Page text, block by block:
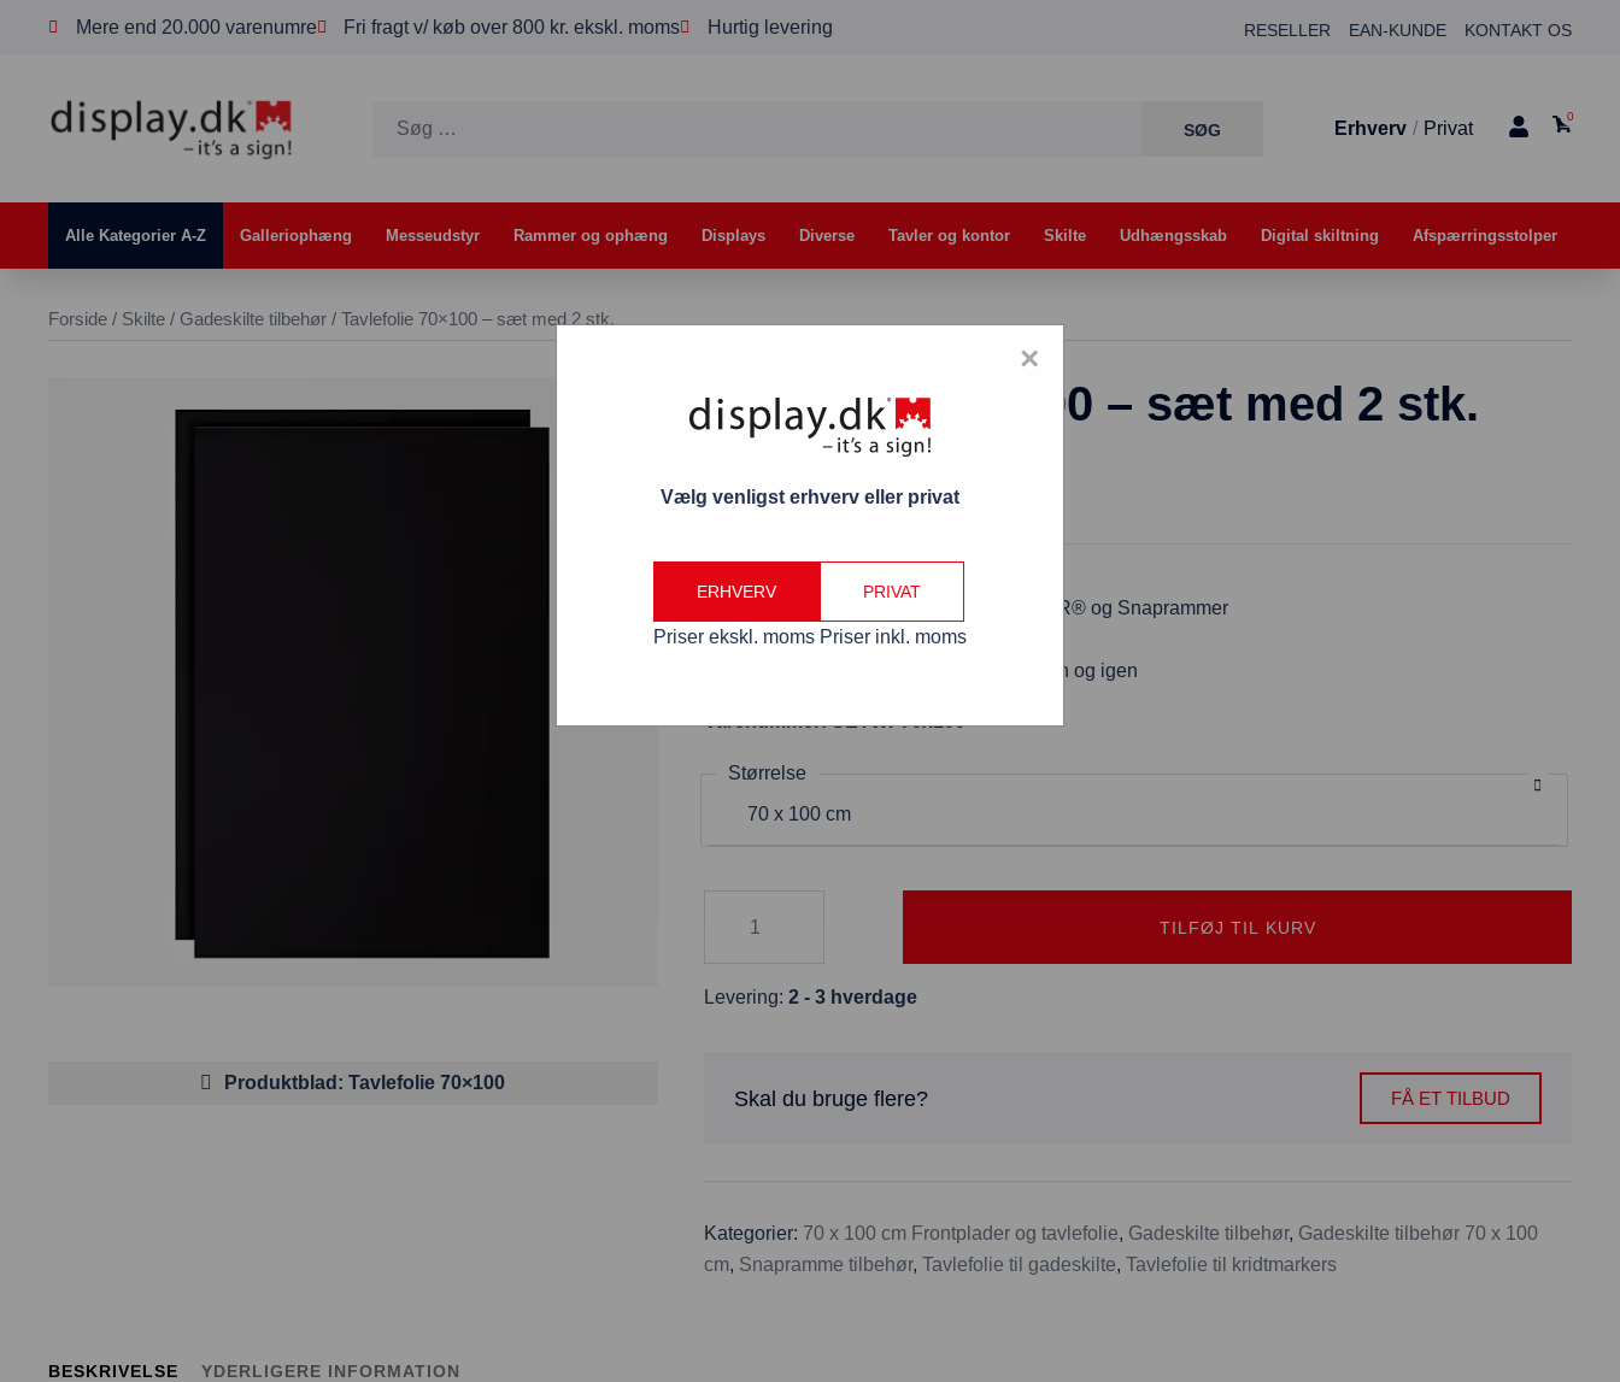
Mere end 20.000 varenumre Fri fragt v/ køb over 800 kr. ekskl. moms Hurtig levering RESELLER EAN-KUNDE KONTAKT OS
Erhverv / Privat
0
Alle Kategorier A-Z Galleriophæng Messeudstyr Rammer og ophæng Displays Diverse Tavler og kontor Skilte Udhængsskab Digital skiltning Afspærringsstolper
Forside / Skilte / Gadeskilte tilbehør / Tavlefolie 70×100 – sæt med 2 stk.
Produktblad: Tavlefolie 70×100
Tavlefolie 70×100 – sæt med 2 stk.
Brug dem til A-Boards WINDTALKER® og Snaprammer
To stk. sorte skrivefolier
Folien er vaskbar og kan bruges igen og igen
Varenummer: SETWF70x100
Størrelse
70 x 100 cm
TILFØJ TIL KURV
Levering: 2 - 3 hverdage
Skal du bruge flere? FÅ ET TILBUD
Kategorier: 70 x 100 cm Frontplader og tavlefolie, Gadeskilte tilbehør, Gadeskilte tilbehør 70 x 100
cm, Snapramme tilbehør, Tavlefolie til gadeskilte, Tavlefolie til kridtmarkers
BESKRIVELSE YDERLIGERE INFORMATION
Vælg venligst erhverv eller privat
ERHVERV
Priser ekskl. moms
PRIVAT
Priser inkl. moms
×